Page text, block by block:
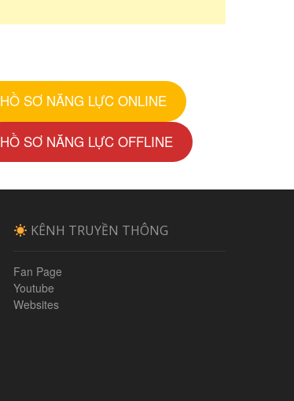
HỒ SƠ NĂNG LỰC ONLINE
HỒ SƠ NĂNG LỰC OFFLINE
KÊNH TRUYỀN THÔNG
Fan Page
Youtube
Websites